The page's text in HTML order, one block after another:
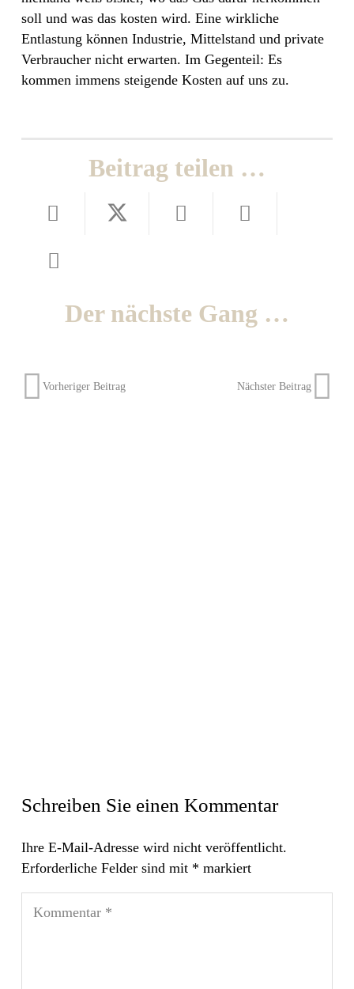
soll und was das kosten wird. Eine wirkliche
Entlastung können Industrie, Mittelstand und private
Verbraucher nicht erwarten. Im Gegenteil: Es
kommen immens steigende Kosten auf uns zu.
Beitrag teilen …
Der nächste Gang …
Vorheriger Beitrag Nächster Beitrag
Schreiben Sie einen Kommentar
Ihre E-Mail-Adresse wird nicht veröffentlicht.
Erforderliche Felder sind mit * markiert